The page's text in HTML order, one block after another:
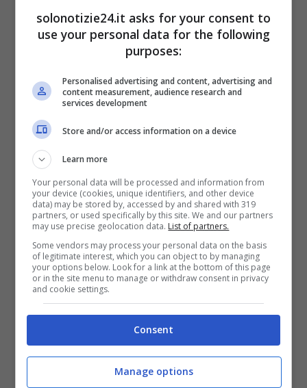
Come abbiamo potuto vedere in Italia è
entrato in vigore la nuova legge che
condanna sia chi fornisce che chi utilizza la
IPTV. Adesso però il fenomeno sembra aver
raggiunto addirittura l’Inghilterra, con le
autorità che stanno agendo tempestivamente
conl’obiettivo di proteggere la Premier
League. A lanciare la notizia ci ha pensato la
stampa inglese, che ha comunicato a tutti
quanto rischia l’uomo che è stato fermato.
solonotizie24.it asks for your consent to
use your personal data for the following
purposes:
Personalised advertising and content, advertising and
content measurement, audience research and
services development
Store and/or access information on a device
Learn more
Your personal data will be processed and information from
your device (cookies, unique identifiers, and other device
data) may be stored by, accessed by and shared with 319
partners, or used specifically by this site. We and our partners
may use precise geolocation data. List of partners.
Some vendors may process your personal data on the basis
of legitimate interest, which you can object to by managing
your options below. Look for a link at the bottom of this page
or in the site menu to manage or withdraw consent in privacy
and cookie settings.
Consent
Manage options